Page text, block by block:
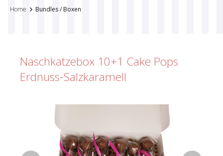
Home Bundles / Boxen
Naschkatzebox 10+1 Cake Pops
Erdnuss-Salzkaramell